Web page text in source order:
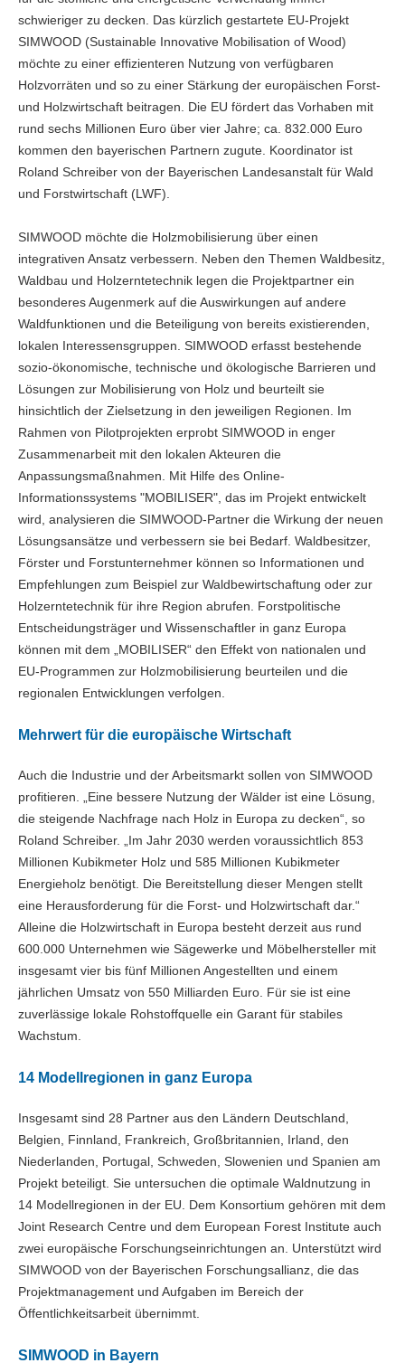
schwieriger zu decken. Das kürzlich gestartete EU-Projekt
SIMWOOD (Sustainable Innovative Mobilisation of Wood)
möchte zu einer effizienteren Nutzung von verfügbaren
Holzvorräten und so zu einer Stärkung der europäischen Forst-
und Holzwirtschaft beitragen. Die EU fördert das Vorhaben mit
rund sechs Millionen Euro über vier Jahre; ca. 832.000 Euro
kommen den bayerischen Partnern zugute. Koordinator ist
Roland Schreiber von der Bayerischen Landesanstalt für Wald
und Forstwirtschaft (LWF).
SIMWOOD möchte die Holzmobilisierung über einen
integrativen Ansatz verbessern. Neben den Themen Waldbesitz,
Waldbau und Holzerntetechnik legen die Projektpartner ein
besonderes Augenmerk auf die Auswirkungen auf andere
Waldfunktionen und die Beteiligung von bereits existierenden,
lokalen Interessensgruppen. SIMWOOD erfasst bestehende
sozio-ökonomische, technische und ökologische Barrieren und
Lösungen zur Mobilisierung von Holz und beurteilt sie
hinsichtlich der Zielsetzung in den jeweiligen Regionen. Im
Rahmen von Pilotprojekten erprobt SIMWOOD in enger
Zusammenarbeit mit den lokalen Akteuren die
Anpassungsmaßnahmen. Mit Hilfe des Online-
Informationssystems "MOBILISER", das im Projekt entwickelt
wird, analysieren die SIMWOOD-Partner die Wirkung der neuen
Lösungsansätze und verbessern sie bei Bedarf. Waldbesitzer,
Förster und Forstunternehmer können so Informationen und
Empfehlungen zum Beispiel zur Waldbewirtschaftung oder zur
Holzerntetechnik für ihre Region abrufen. Forstpolitische
Entscheidungsträger und Wissenschaftler in ganz Europa
können mit dem „MOBILISER“ den Effekt von nationalen und
EU-Programmen zur Holzmobilisierung beurteilen und die
regionalen Entwicklungen verfolgen.
Mehrwert für die europäische Wirtschaft
Auch die Industrie und der Arbeitsmarkt sollen von SIMWOOD
profitieren. „Eine bessere Nutzung der Wälder ist eine Lösung,
die steigende Nachfrage nach Holz in Europa zu decken“, so
Roland Schreiber. „Im Jahr 2030 werden voraussichtlich 853
Millionen Kubikmeter Holz und 585 Millionen Kubikmeter
Energieholz benötigt. Die Bereitstellung dieser Mengen stellt
eine Herausforderung für die Forst- und Holzwirtschaft dar.“
Alleine die Holzwirtschaft in Europa besteht derzeit aus rund
600.000 Unternehmen wie Sägewerke und Möbelhersteller mit
insgesamt vier bis fünf Millionen Angestellten und einem
jährlichen Umsatz von 550 Milliarden Euro. Für sie ist eine
zuverlässige lokale Rohstoffquelle ein Garant für stabiles
Wachstum.
14 Modellregionen in ganz Europa
Insgesamt sind 28 Partner aus den Ländern Deutschland,
Belgien, Finnland, Frankreich, Großbritannien, Irland, den
Niederlanden, Portugal, Schweden, Slowenien und Spanien am
Projekt beteiligt. Sie untersuchen die optimale Waldnutzung in
14 Modellregionen in der EU. Dem Konsortium gehören mit dem
Joint Research Centre und dem European Forest Institute auch
zwei europäische Forschungseinrichtungen an. Unterstützt wird
SIMWOOD von der Bayerischen Forschungsallianz, die das
Projektmanagement und Aufgaben im Bereich der
Öffentlichkeitsarbeit übernimmt.
SIMWOOD in Bayern